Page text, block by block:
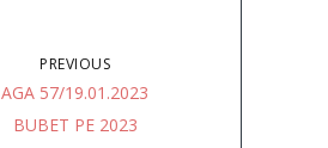
PREVIOUS
AGA 57/19.01.2023
BUBET PE 2023